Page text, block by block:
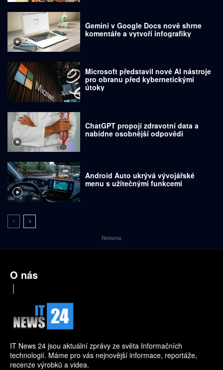
Gemini v Google Docs nově shrne
komentáře a vytvoří infografiky
Microsoft představil nové AI nástroje
pro obranu před kybernetickými
útoky
ChatGPT propojí zdravotní data a
nabídne osobnější odpovědi
Android Auto ukrývá vývojářské
menu s užitečnými funkcemi
Reklama
O nás
IT News 24 jsou aktuální zprávy ze světa Informačních
technologií. Máme pro vás nejnovější informace, reportáže,
recenze výrobků a videa.